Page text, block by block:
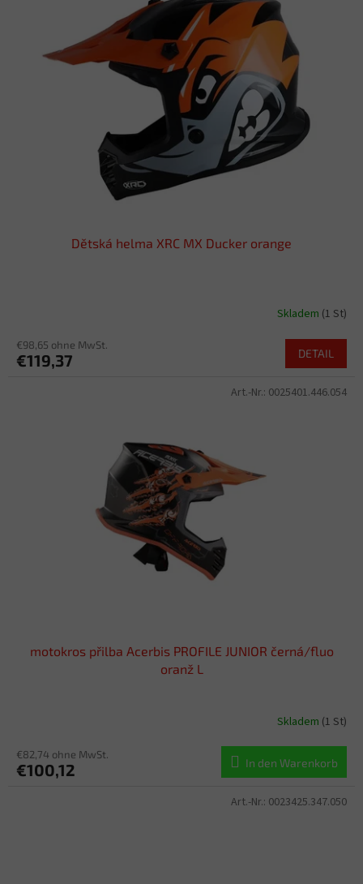
Dětská helma XRC MX Ducker orange
Skladem (1 St)
€98,65 ohne MwSt.
€119,37 DETAIL
motokros přilba Acerbis PROFILE JUNIOR černá/fluo
oranž L
Skladem (1 St)
€82,74 ohne MwSt.
€100,12 In den Warenkorb
Art.-Nr.: 0025401.446.054
Art.-Nr.: 0023425.347.050